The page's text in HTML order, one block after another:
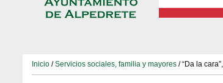
Inicio /Servicios sociales, familia y mayores / “Da la